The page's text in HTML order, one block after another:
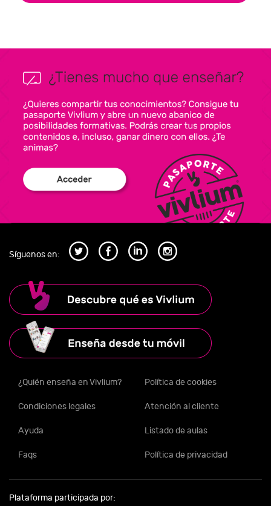
Síguenos en:
¿Quién enseña en Vivlium? Política de cookies
Condiciones legales Atención al cliente
Ayuda Listado de aulas
Faqs Política de privacidad
Plataforma participada por: